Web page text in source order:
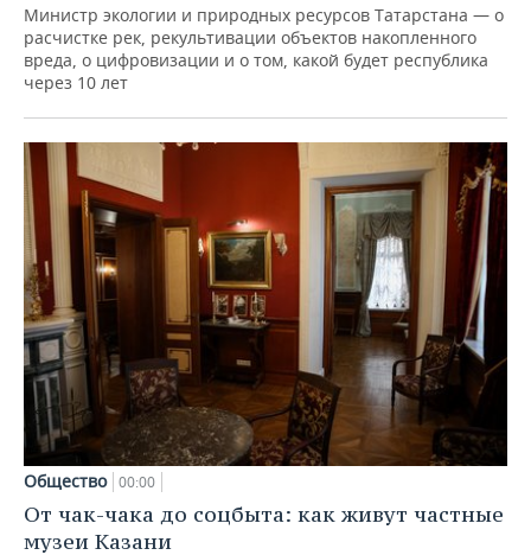
Министр экологии и природных ресурсов Татарстана — о
расчистке рек, рекультивации объектов накопленного
вреда, о цифровизации и о том, какой будет республика
через 10 лет
Общество 00:00
От чак-чака до соцбыта: как живут частные
музеи Казани